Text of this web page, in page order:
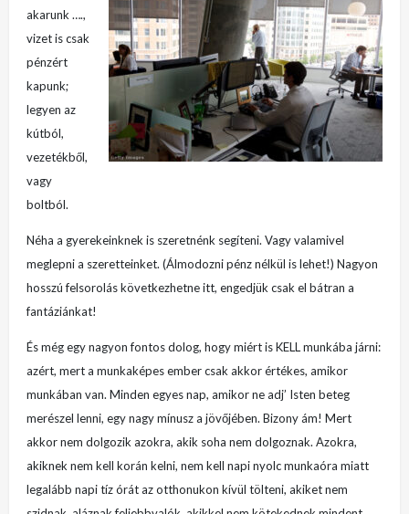
akarunk ….,
vizet is csak
pénzért
kapunk;
legyen az
kútból,
vezetékből,
vagy
boltból.
Néha a gyerekeinknek is szeretnénk segíteni. Vagy valamivel
meglepni a szeretteinket. (Álmodozni pénz nélkül is lehet!) Nagyon
hosszú felsorolás következhetne itt, engedjük csak el bátran a
fantáziánkat!
És még egy nagyon fontos dolog, hogy miért is KELL munkába járni:
azért, mert a munkaképes ember csak akkor értékes, amikor
munkában van. Minden egyes nap, amikor ne adj’ Isten beteg
merészel lenni, egy nagy mínusz a jövőjében. Bizony ám! Mert
akkor nem dolgozik azokra, akik soha nem dolgoznak. Azokra,
akiknek nem kell korán kelni, nem kell napi nyolc munkaóra miatt
legalább napi tíz órát az otthonukon kívül tölteni, akiket nem